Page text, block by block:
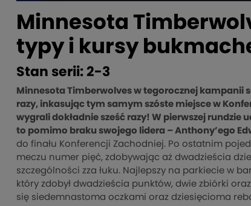
Minnesota
typy i kursy
Stan serii: 2-3
Minnesota Timberwolves w tegorocznej kampanii
razy, inkasując tym samym szóste miejsce w
wygrali dokładnie sześć razy! W pierwszej rundzie
to pomimo braku swojego lidera – Anthony’ego
do finału Konferencji Zachodniej. Po ostatnim
meczu numer pięć, zdobywając aż dwadzieścia
szczególności zza łuku. Najlepszy na parkiecie w
który zdobył dwadzieścia punktów, dwie zbiórki
się siedemnastoma oczkami oraz dziesięcioma